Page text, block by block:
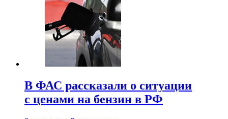
В ФАС рассказали о ситуации
с ценами на бензин в РФ